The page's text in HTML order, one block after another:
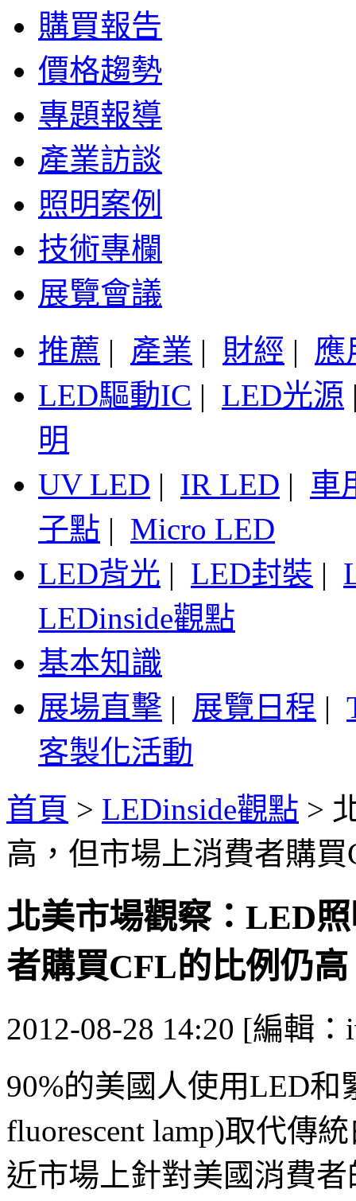
購買報告
價格趨勢
專題報導
產業訪談
照明案例
技術專欄
展覽會議
推薦 | 產業 | 財經 | 應
LED驅動IC | LED光源
明
UV LED | IR LED | 車
子點 | Micro LED
LED背光 | LED封裝 |
LEDinside觀點
基本知識
展場直擊 | 展覽日程 |
客製化活動
首頁 > LEDinside觀點 >
高，但市場上消費者購
北美市場觀察：LED
者購買CFL的比例仍高
2012-08-28 14:20 [編輯：
90%的美國人使用LED和
fluorescent lamp)取代傳
近市場上針對美國消費